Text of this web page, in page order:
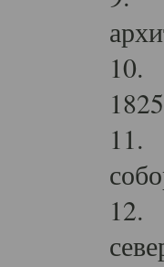
10.
11.
12.